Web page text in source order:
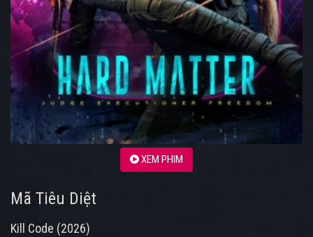
XEM PHIM
Mã Tiêu Diệt
Kill Code (2026)